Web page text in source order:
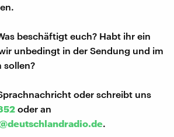
beschäftigt euch? Habt ihr ein
unbedingt in der Sendung und im
sollen?
oder schreibt uns
oder an
.